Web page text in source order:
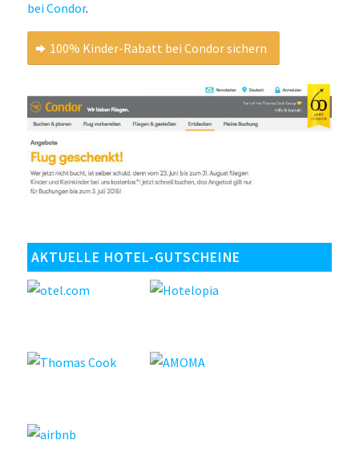
bei Condor.
100% Kinder-Rabatt bei Condor sichern
AKTUELLE HOTEL-GUTSCHEINE